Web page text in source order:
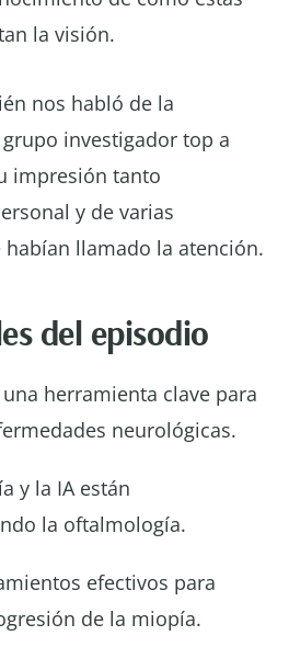
la visión.
nos habló de la
investigador top a
impresión tanto
y de varias
llamado la atención.
del episodio
herramienta clave para
neurológicas.
y la IA están
la oftalmología.
efectivos para
de la miopía.